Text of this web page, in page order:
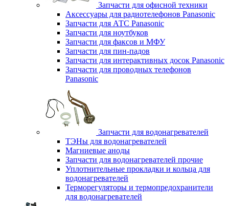
Запчасти для офисной техники
Аксессуары для радиотелефонов Panasonic
Запчасти для АТС Panasonic
Запчасти для ноутбуков
Запчасти для факсов и МФУ
Запчасти для пин-падов
Запчасти для интерактивных досок Panasonic
Запчасти для проводных телефонов
Panasonic
Запчасти для водонагревателей
ТЭНы для водонагревателей
Магниевые аноды
Запчасти для водонагревателей прочие
Уплотнительные прокладки и кольца для
водонагревателей
Терморегуляторы и термопредохранители
для водонагревателей